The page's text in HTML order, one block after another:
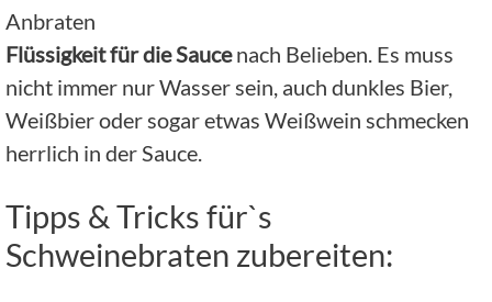
Anbraten
Flüssigkeit für die Saucenach Belieben. Es muss
nicht immer nur Wasser sein, auch dunkles Bier,
Weißbier oder sogar etwas Weißwein schmecken
herrlich in der Sauce.
Tipps & Tricks für`s
Schweinebraten zubereiten: